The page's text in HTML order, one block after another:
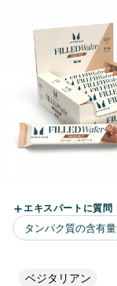
ベジタリアン